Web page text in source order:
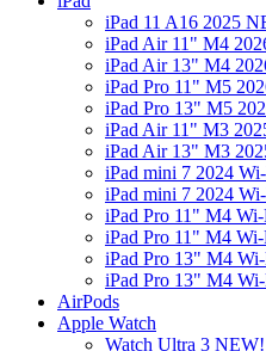
iPad 11 A16 2025
iPad Air 11" M4
iPad Air 13" M4
iPad Pro 11" M5
iPad Pro 13" M5
iPad Air 11" M3
iPad Air 13" M3
iPad mini 7 2024
iPad mini 7 2024
iPad Pro 11" M4
iPad Pro 11" M4
iPad Pro 13" M4
iPad Pro 13" M4
AirPods
Apple Watch
Watch Ultra 3 NEW!